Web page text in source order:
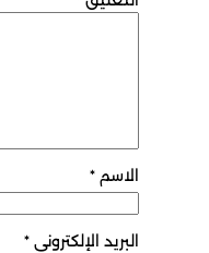
الاسم *
البريد الإلكتروني *